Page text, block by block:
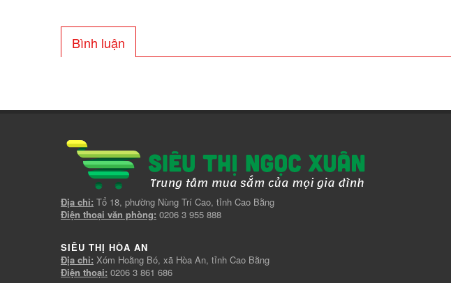
Bình luận
Địa chỉ: Tổ 18, phường Nùng Trí Cao, tỉnh Cao Bằng
Điện thoại văn phòng: 0206 3 955 888
SIÊU THỊ HÒA AN
Địa chỉ: Xóm Hoằng Bó, xã Hòa An, tỉnh Cao Bằng
Điện thoại: 0206 3 861 686